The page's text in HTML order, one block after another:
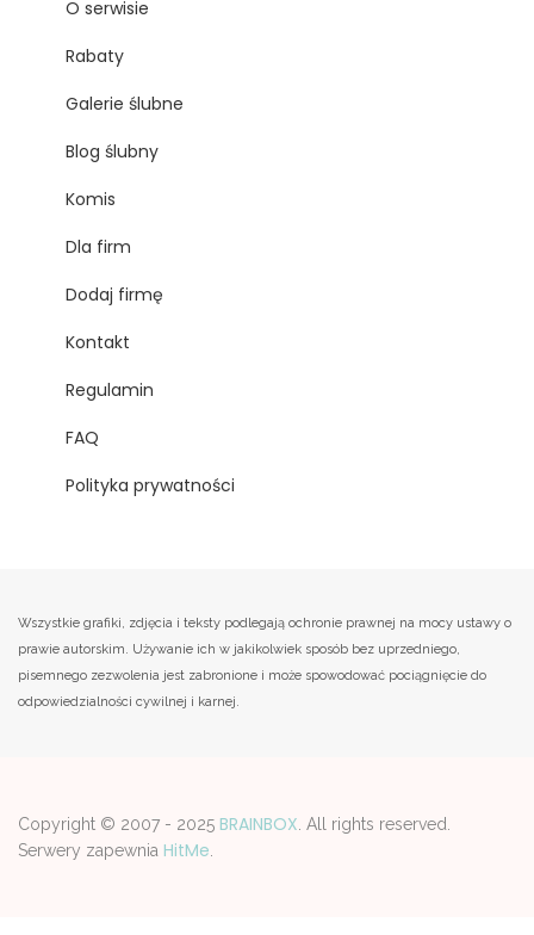
O serwisie
Rabaty
Galerie ślubne
Blog ślubny
Komis
Dla firm
Dodaj firmę
Kontakt
Regulamin
FAQ
Polityka prywatności
Wszystkie grafiki, zdjęcia i teksty podlegają ochronie prawnej na mocy ustawy o
prawie autorskim. Używanie ich w jakikolwiek sposób bez uprzedniego,
pisemnego zezwolenia jest zabronione i może spowodować pociągnięcie do
odpowiedzialności cywilnej i karnej.
Copyright © 2007 - 2025 BRAINBOX . All rights reserved.
Serwery zapewnia HitMe